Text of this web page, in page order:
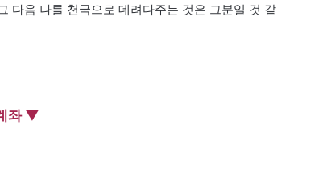
다음 나를 천국으로 데려다주는 것은 그분일 것 같
좌 ▼